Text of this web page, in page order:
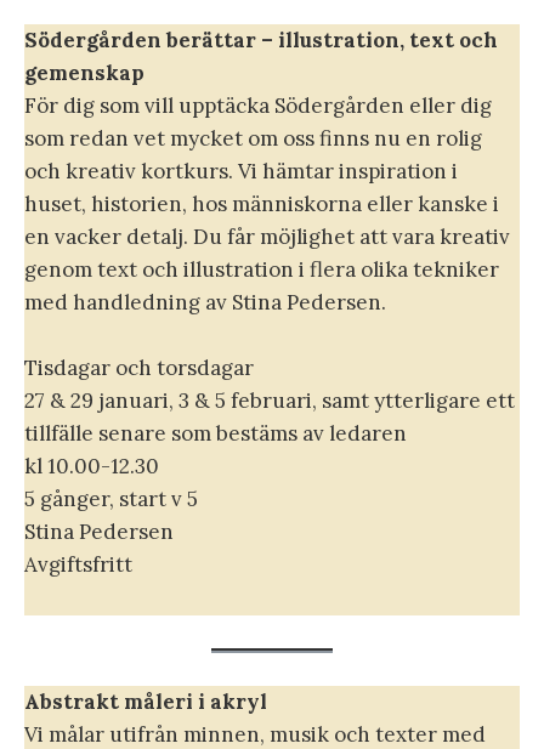
Södergården berättar – illustration, text och
gemenskap
För dig som vill upptäcka Södergården eller dig
som redan vet mycket om oss finns nu en rolig
och kreativ kortkurs. Vi hämtar inspiration i
huset, historien, hos människorna eller kanske i
en vacker detalj. Du får möjlighet att vara kreativ
genom text och illustration i flera olika tekniker
med handledning av Stina Pedersen.
Tisdagar och torsdagar
27 & 29 januari, 3 & 5 februari, samt ytterligare ett
tillfälle senare som bestäms av ledaren
kl 10.00-12.30
5 gånger, start v 5
Stina Pedersen
Avgiftsfritt
Abstrakt måleri i akryl
Vi målar utifrån minnen, musik och texter med